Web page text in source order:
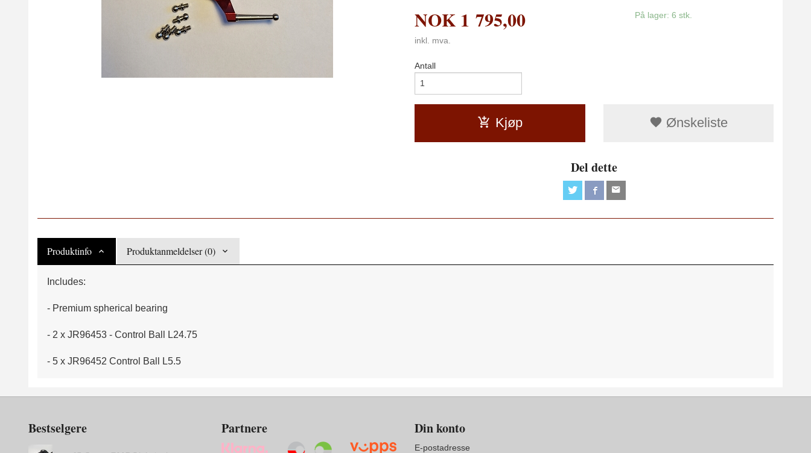
NOK 1 795,00
inkl. mva.
På lager: 6 stk.
Antall
Kjøp Ønskeliste
Del dette
Produktinfo Produktanmeldelser (0)
Includes:
- Premium spherical bearing
- 2 x JR96453 - Control Ball L24.75
- 5 x JR96452 Control Ball L5.5
Bestselgere Partnere Din konto
E-postadresse